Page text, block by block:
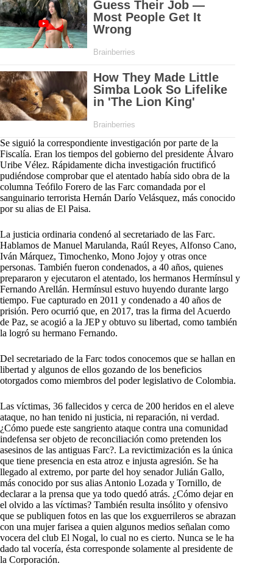
Se siguió la correspondiente investigación por parte de la
Fiscalía. Eran los tiempos del gobierno del presidente Álvaro
Uribe Vélez. Rápidamente dicha investigación fructificó
pudiéndose comprobar que el atentado había sido obra de la
columna Teófilo Forero de las Farc comandada por el
sanguinario terrorista Hernán Darío Velásquez, más conocido
por su alias de El Paisa.
La justicia ordinaria condenó al secretariado de las Farc.
Hablamos de Manuel Marulanda, Raúl Reyes, Alfonso Cano,
Iván Márquez, Timochenko, Mono Jojoy y otras once
personas. También fueron condenados, a 40 años, quienes
prepararon y ejecutaron el atentado, los hermanos Hermínsul y
Fernando Arellán. Hermínsul estuvo huyendo durante largo
tiempo. Fue capturado en 2011 y condenado a 40 años de
prisión. Pero ocurrió que, en 2017, tras la firma del Acuerdo
de Paz, se acogió a la JEP y obtuvo su libertad, como también
la logró su hermano Fernando.
Del secretariado de la Farc todos conocemos que se hallan en
libertad y algunos de ellos gozando de los beneficios
otorgados como miembros del poder legislativo de Colombia.
Las víctimas, 36 fallecidos y cerca de 200 heridos en el aleve
ataque, no han tenido ni justicia, ni reparación, ni verdad.
¿Cómo puede este sangriento ataque contra una comunidad
indefensa ser objeto de reconciliación como pretenden los
asesinos de las antiguas Farc?. La revictimización es la única
que tiene presencia en esta atroz e injusta agresión. Se ha
llegado al extremo, por parte del hoy senador Julián Gallo,
más conocido por sus alias Antonio Lozada y Tornillo, de
declarar a la prensa que ya todo quedó atrás. ¿Cómo dejar en
el olvido a las víctimas? También resulta insólito y ofensivo
que se publiquen fotos en las que los exguerrileros se abrazan
con una mujer farisea a quien algunos medios señalan como
vocera del club El Nogal, lo cual no es cierto. Nunca se le ha
dado tal vocería, ésta corresponde solamente al presidente de
la Corporación.